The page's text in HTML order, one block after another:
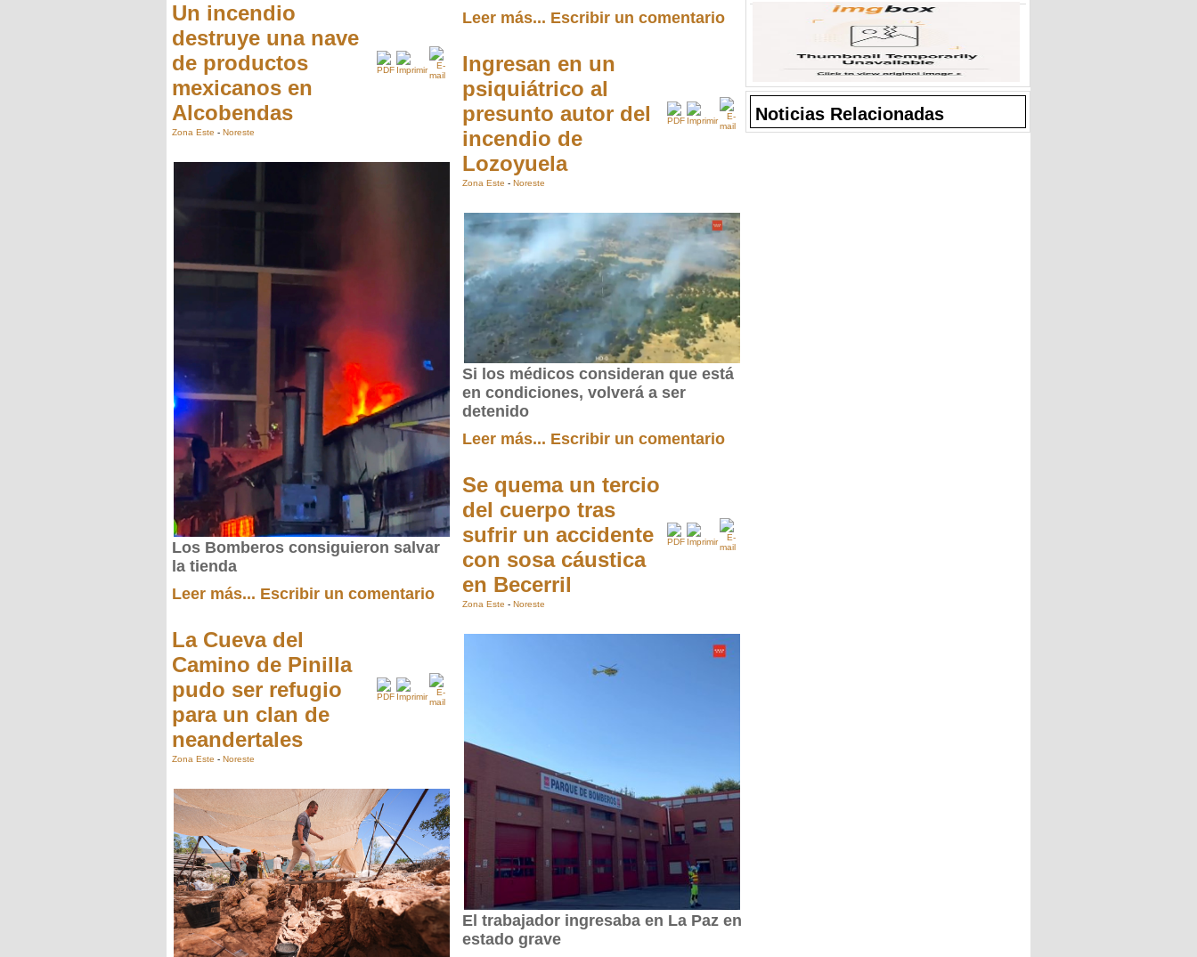
Un incendio
destruye una nave
de productos
mexicanos en
Alcobendas
Zona Este - Noreste
Los Bomberos consiguieron salvar
la tienda
Leer más... Escribir un comentario
La Cueva del
Camino de Pinilla
pudo ser refugio
para un clan de
neandertales
Zona Este - Noreste
Leer más... Escribir un comentario
Ingresan en un
psiquiátrico al
presunto autor del
incendio de
Lozoyuela
Zona Este - Noreste
Si los médicos consideran que está
en condiciones, volverá a ser
detenido
Leer más... Escribir un comentario
Se quema un tercio
del cuerpo tras
sufrir un accidente
con sosa cáustica
en Becerril
Zona Este - Noreste
El trabajador ingresaba en La Paz en
estado grave
Noticias Relacionadas